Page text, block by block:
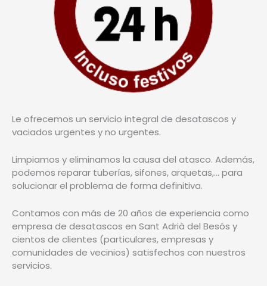
Le ofrecemos un servicio integral de desatascos y
vaciados urgentes y no urgentes.
Limpiamos y eliminamos la causa del atasco. Además,
podemos reparar tuberías, sifones, arquetas,… para
solucionar el problema de forma definitiva.
Contamos con más de 20 años de experiencia como
empresa de desatascos en Sant Adrià del Besós y
cientos de clientes (particulares, empresas y
comunidades de vecinios) satisfechos con nuestros
servicios.